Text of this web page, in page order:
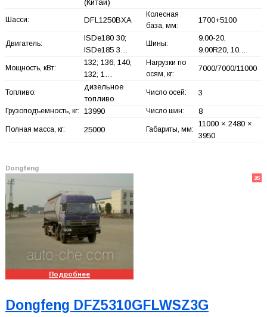
(Китай)
Шасси: DFL1250BXA
Колесная
база, мм:
1700+5100
Двигатель:
ISDe180 30;
ISDe185 3…
Шины:
9.00-20,
9.00R20, 10.…
Мощность, кВт:
132; 136; 140;
132; 1…
Нагрузки по
осям, кг:
7000/7000/11000
Топливо:
дизельное
топливо
Число осей: 3
Грузоподъемность, кг: 13990 Число шин: 8
Полная масса, кг: 25000 Габариты, мм:
11000 × 2480 ×
3950
Dongfeng
25
Подробнее
Dongfeng DFZ5310GFLWSZ3G